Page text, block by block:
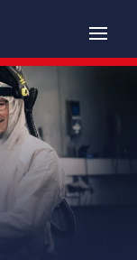
Toggle